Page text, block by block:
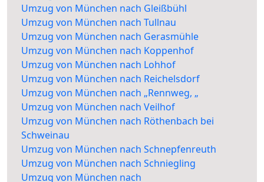
Umzug von München nach Gleißbühl
Umzug von München nach Tullnau
Umzug von München nach Gerasmühle
Umzug von München nach Koppenhof
Umzug von München nach Lohhof
Umzug von München nach Reichelsdorf
Umzug von München nach „Rennweg, „
Umzug von München nach Veilhof
Umzug von München nach Röthenbach bei
Schweinau
Umzug von München nach Schnepfenreuth
Umzug von München nach Schniegling
Umzug von München nach